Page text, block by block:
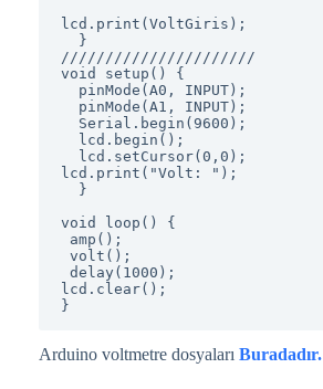
lcd.print(VoltGiris);
  }
//////////////////////
void setup() {
  pinMode(A0, INPUT);
  pinMode(A1, INPUT);
  Serial.begin(9600);
  lcd.begin();
  lcd.setCursor(0,0);
lcd.print("Volt: ");
  }
void loop() {
amp();
volt();
delay(1000);
lcd.clear();
Arduino voltmetre dosyaları Buradadır.